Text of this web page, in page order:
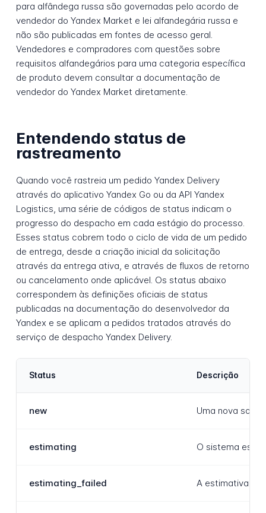
para alfândega russa são governadas pelo acordo de
vendedor do Yandex Market e lei alfandegária russa e
não são publicadas em fontes de acesso geral.
Vendedores e compradores com questões sobre
requisitos alfandegários para uma categoria específica
de produto devem consultar a documentação de
vendedor do Yandex Market diretamente.
Entendendo status de
rastreamento
Quando você rastreia um pedido Yandex Delivery
através do aplicativo Yandex Go ou da API Yandex
Logistics, uma série de códigos de status indicam o
progresso do despacho em cada estágio do processo.
Esses status cobrem todo o ciclo de vida de um pedido
de entrega, desde a criação inicial da solicitação
através da entrega ativa, e através de fluxos de retorno
ou cancelamento onde aplicável. Os status abaixo
correspondem às definições oficiais de status
publicadas na documentação do desenvolvedor da
Yandex e se aplicam a pedidos tratados através do
serviço de despacho Yandex Delivery.
Status Descrição
new Uma nova
estimating O sistema está
estimating_failed A estimativa de